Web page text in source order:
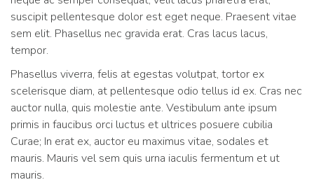
suscipit pellentesque dolor est eget neque. Praesent vitae
sem elit. Phasellus nec gravida erat. Cras lacus lacus,
tempor.
Phasellus viverra, felis at egestas volutpat, tortor ex
scelerisque diam, at pellentesque odio tellus id ex. Cras nec
auctor nulla, quis molestie ante. Vestibulum ante ipsum
primis in faucibus orci luctus et ultrices posuere cubilia
Curae; In erat ex, auctor eu maximus vitae, sodales et
mauris. Mauris vel sem quis urna iaculis fermentum et ut
mauris.